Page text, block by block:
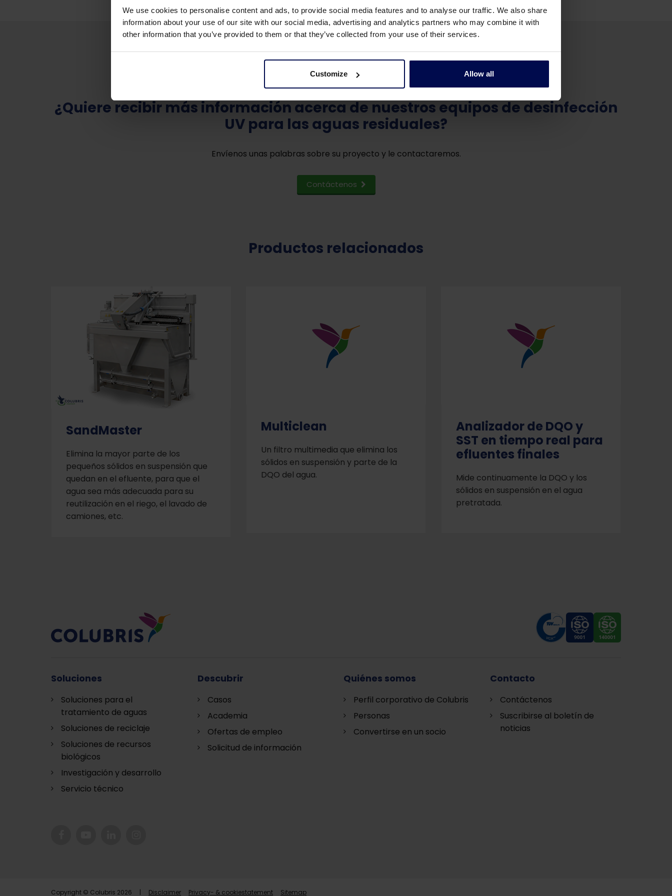
We use cookies to personalise content and ads, to provide social media features and to analyse our traffic. We also share
information about your use of our site with our social media, advertising and analytics partners who may combine it with
other information that you’ve provided to them or that they’ve collected from your use of their services.
Customize Allow all
¿Quiere recibir más información acerca de nuestros equipos de desinfección
UV para las aguas residuales?
Envíenos unas palabras sobre su proyecto y le contactaremos.
Contáctenos
Productos relacionados
SandMaster
Elimina la mayor parte de los
pequeños sólidos en suspensión que
quedan en el efluente, para que el
agua sea más adecuada para su
reutilización en el riego, el lavado de
camiones, etc.
Multiclean
Un filtro multimedia que elimina los
sólidos en suspensión y parte de la
DQO del agua.
Analizador de DQO y
SST en tiempo real para
efluentes finales
Mide continuamente la DQO y los
sólidos en suspensión en el agua
pretratada.
Soluciones
Soluciones para el
tratamiento de aguas
Soluciones de reciclaje
Soluciones de recursos
biológicos
Investigación y desarrollo
Servicio técnico
Descubrir
Casos
Academia
Ofertas de empleo
Solicitud de información
Quiénes somos
Perfil corporativo de Colubris
Personas
Convertirse en un socio
Contacto
Contáctenos
Suscribirse al boletín de
noticias
Copyright © Colubris 2026 | Disclaimer Privacy- & cookiestatement Sitemap